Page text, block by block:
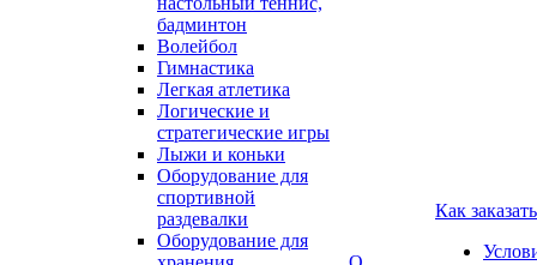
бадминтон
Волейбол
Гимнастика
Легкая атлетика
Логические и
стратегические игры
Лыжи и коньки
Оборудование для
спортивной
раздевалки
Оборудование для
Как